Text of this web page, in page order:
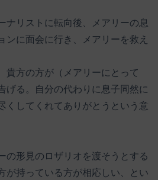
ナリストに転向後、メアリーの息
ンに面会に行き、メアリーを救え
貴方の方が（メアリーにとって
げる。自分の代わりに息子同然に
くしてくれてありがとうという意
の形見のロザリオを渡そうとする
が持っている方が相応しい、とい